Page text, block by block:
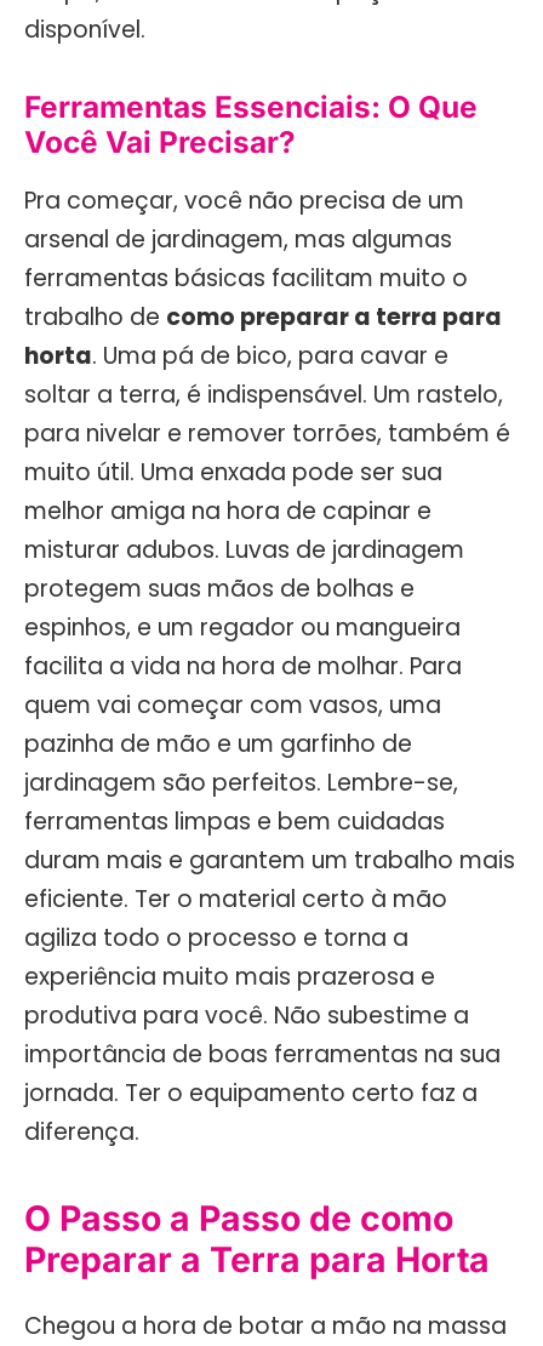
disponível.
Ferramentas Essenciais: O Que
Você Vai Precisar?
Pra começar, você não precisa de um
arsenal de jardinagem, mas algumas
ferramentas básicas facilitam muito o
trabalho de como preparar a terra para
horta. Uma pá de bico, para cavar e
soltar a terra, é indispensável. Um rastelo,
para nivelar e remover torrões, também é
muito útil. Uma enxada pode ser sua
melhor amiga na hora de capinar e
misturar adubos. Luvas de jardinagem
protegem suas mãos de bolhas e
espinhos, e um regador ou mangueira
facilita a vida na hora de molhar. Para
quem vai começar com vasos, uma
pazinha de mão e um garfinho de
jardinagem são perfeitos. Lembre-se,
ferramentas limpas e bem cuidadas
duram mais e garantem um trabalho mais
eficiente. Ter o material certo à mão
agiliza todo o processo e torna a
experiência muito mais prazerosa e
produtiva para você. Não subestime a
importância de boas ferramentas na sua
jornada. Ter o equipamento certo faz a
diferença.
O Passo a Passo de como
Preparar a Terra para Horta
Chegou a hora de botar a mão na massa